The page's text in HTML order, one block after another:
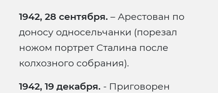
1942, 28 сентября. – Арестован по
доносу односельчанки (порезал
ножом портрет Сталина после
колхозного собрания).
1942, 19 декабря. - Приговорен